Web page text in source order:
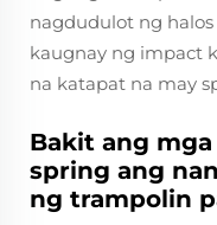
nagdudulot ng
kaugnay ng impact
na katapat na may
Bakit ang
spring ang
ng trampolin